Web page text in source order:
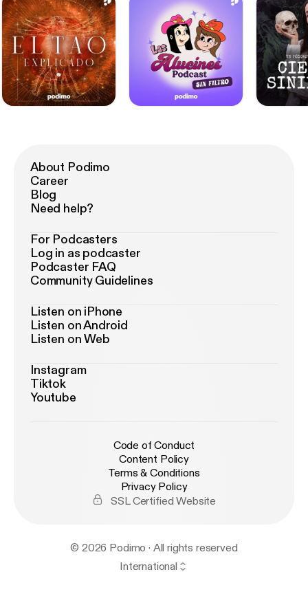
About Podimo
Career
Blog
Need help?
For Podcasters
Log in as podcaster
Podcaster FAQ
Community Guidelines
Listen on iPhone
Listen on Android
Listen on Web
Instagram
Tiktok
Youtube
Code of Conduct
Content Policy
Terms & Conditions
Privacy Policy
SSL Certified Website
© 2026 Podimo · All rights reserved
International